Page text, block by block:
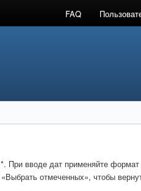
FAQ
При вводе дат применяйте формат
отмеченных», чтобы